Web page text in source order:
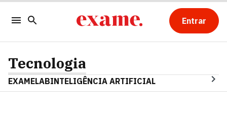
Entrar
Tecnologia
EXAMELABINTELIGÊNCIA ARTIFICIAL